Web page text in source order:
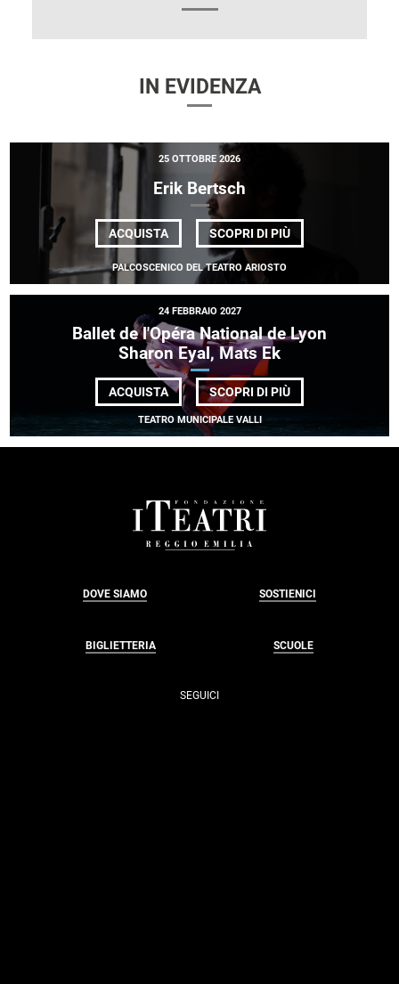
IN EVIDENZA
25 OTTOBRE 2026
Erik Bertsch
ACQUISTA SCOPRI DI PIÙDI
ERIK
PALCOSCENICO DEL TEATRO ARIOSTO
24 FEBBRAIO 2027
Ballet de l'Opéra National de Lyon
Sharon Eyal, Mats Ek
ACQUISTA SCOPRI DI PIÙDI
BALLET
L'OPÉRA
NATIONAL
TEATRO MUNICIPALE VALLI
DOVE SIAMO SOSTIENICI
BIGLIETTERIA SCUOLE
SEGUICI